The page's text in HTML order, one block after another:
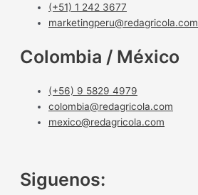
(+51) 1 242 3677
marketingperu@redagricola.com
Colombia / México
(+56) 9 5829 4979
colombia@redagricola.com
mexico@redagricola.com
Siguenos: